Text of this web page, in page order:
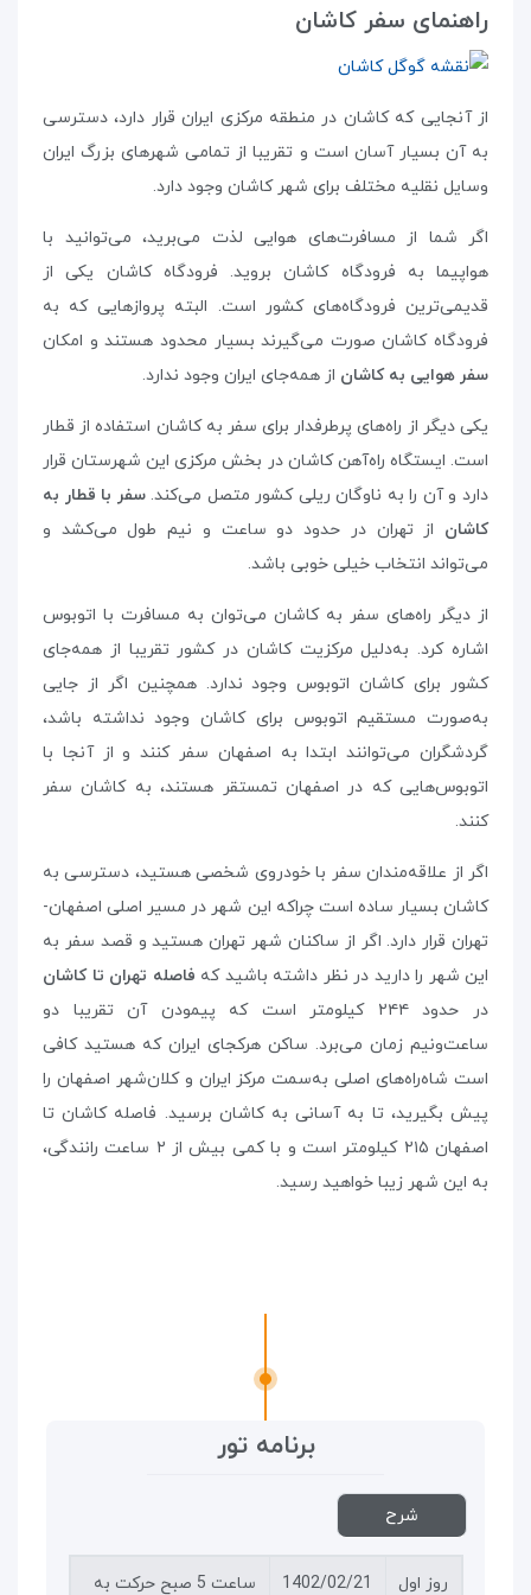
راهنمای سفر کاشان
از آنجایی که کاشان در منطقه مرکزی ایران قرار دارد، دسترسی
به آن بسیار آسان است و تقریبا از تمامی شهر‌های بزرگ ایران
وسایل نقلیه‌ مختلف برای شهر کاشان وجود دارد.
اگر شما از مسافرت‌های هوایی لذت می‌برید، می‌توانید با
هواپیما به فرودگاه کاشان بروید. فرودگاه کاشان یکی از
قدیمی‌ترین فرودگاه‌های کشور است. البته پروازهایی که به
فرودگاه کاشان صورت می‌گیرند بسیار محدود هستند و امکان
سفر هوایی به کاشان از همه‌جای ایران وجود ندارد.
یکی دیگر از راه‌های پرطرفدار برای سفر به کاشان استفاده از قطار
است. ایستگاه راه‌آهن کاشان در بخش مرکزی این شهرستان قرار
دارد و آن را به ناوگان ریلی کشور متصل می‌کند.سفر با قطار به
کاشان از تهران در حدود دو ساعت و نیم طول می‌کشد و
می‌تواند انتخاب خیلی خوبی باشد.
از دیگر راه‌های سفر به کاشان می‌توان به مسافرت با اتوبوس
اشاره کرد. به‌دلیل مرکزیت کاشان در کشور تقریبا از همه‌جای
کشور برای کاشان اتوبوس وجود ندارد. همچنین اگر از جایی
به‌صورت مستقیم اتوبوس برای کاشان وجود نداشته باشد،
گردشگران می‌توانند ابتدا به اصفهان سفر کنند و از آنجا با
اتوبوس‌هایی که در اصفهان تمستقر هستند، به کاشان سفر
کنند.
اگر از علاقه‌مندان سفر با خودروی شخصی هستید، دسترسی به
کاشان بسیار ساده است چراکه این شهر در مسیر اصلی اصفهان-
تهران قرار دارد. اگر از ساکنان شهر تهران هستید و قصد سفر به
این شهر را دارید در نظر داشته باشید که فاصله‌ تهران تا کاشان
در حدود ۲۴۴ کیلومتر است که پیمودن آن تقریبا دو
ساعت‌ونیم زمان می‌برد. ساکن هرکجای ایران که هستید کافی
است شاه‌راه‌های اصلی به‌سمت مرکز ایران و کلان‌شهر اصفهان را
پیش بگیرید، تا به آسانی به کاشان برسید. فاصله کاشان تا
اصفهان ۲۱۵ کیلومتر است و با کمی بیش از ۲ ساعت رانندگی،
به این شهر زیبا خواهید رسید.
برنامه تور
شرح
روز اول
1402/02/21
ساعت 5 صبح حرکت به